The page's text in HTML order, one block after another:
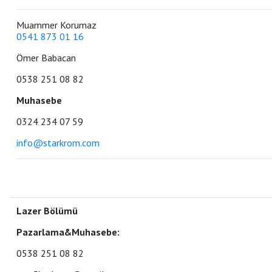
Muammer Korumaz
0541 873 01 16
Ömer Babacan
0538 251 08 82
Muhasebe
0324 234 07 59
info@starkrom.com
Lazer Bölümü
Pazarlama&Muhasebe:
0538 251 08 82